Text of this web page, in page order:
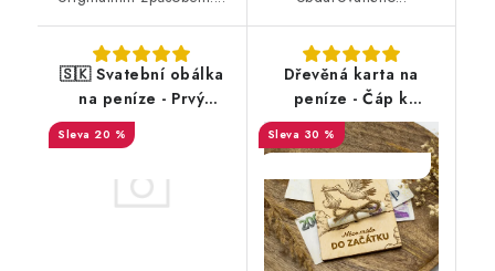
🇸🇰 Svatební obálka
na peníze - Prvý
milión eur
20 %
Dřevěná karta na
peníze - Čáp k
narození dítěte - něco
málo do začátku
30 %